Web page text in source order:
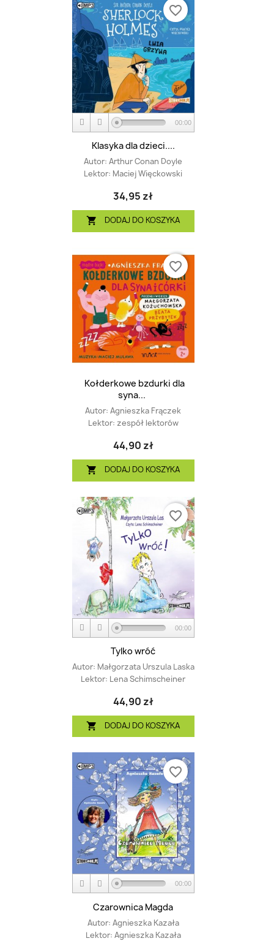
00:00
Klasyka dla dzieci....
Autor: Arthur Conan Doyle
Lektor: Maciej Więckowski
34,95 zł
 DODAJ DO KOSZYKA
favorite_border
Kołderkowe bzdurki dla
syna...
Autor: Agnieszka Frączek
Lektor: zespół lektorów
44,90 zł
 DODAJ DO KOSZYKA
favorite_border
00:00
Tylko wróć
Autor: Małgorzata Urszula Laska
Lektor: Lena Schimscheiner
44,90 zł
 DODAJ DO KOSZYKA
favorite_border
00:00
Czarownica Magda
Autor: Agnieszka Kazała
Lektor: Agnieszka Kazała
favorite_border